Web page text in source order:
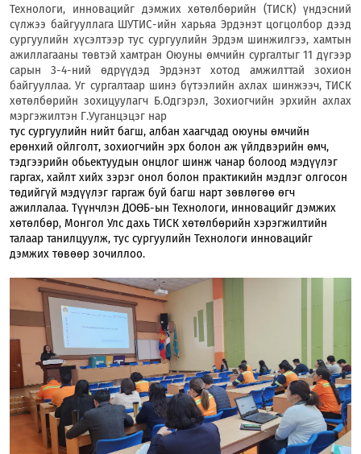
Технологи, инновацийг дэмжих хөтөлбөрийн (ТИСК) үндэсний
сүлжээ байгууллага ШУТИС-ийн харьяа Эрдэнэт цогцолбор дээд
сургуулийн хүсэлтээр тус сургуулийн Эрдэм шинжилгээ, хамтын
ажиллагааны төвтэй хамтран Оюуны өмчийн сургалтыг 11 дүгээр
сарын 3-4-ний өдрүүдэд Эрдэнэт хотод амжилттай зохион
байгууллаа. Уг сургалтаар шинэ бүтээлийн ахлах шинжээч, ТИСК
хөтөлбөрийн зохицуулагч Б.Одгэрэл, Зохиогчийн эрхийн ахлах
мэргэжилтэн Г.Ууганцэцэг нар
тус сургуулийн нийт багш, албан хаагчдад оюуны өмчийн
ерөнхий ойлголт, зохиогчийн эрх болон аж үйлдвэрийн өмч,
тэдгээрийн обьектуудын онцлог шинж чанар болоод мэдүүлэг
гаргах, хайлт хийх зэрэг онол болон практикийн мэдлэг олгосон
төдийгүй мэдүүлэг гаргаж буй багш нарт зөвлөгөө өгч
ажиллалаа. Түүнчлэн ДОӨБ-ын Технологи, инновацийг дэмжих
хөтөлбөр, Монгол Улс дахь ТИСК хөтөлбөрийн хэрэгжилтийн
талаар танилцуулж, тус сургуулийн Технологи инновацийг
дэмжих төвөөр зочиллоо.